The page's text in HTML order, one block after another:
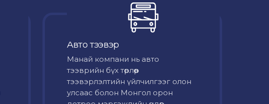
Авто тээвэр
Mанай компани нь авто
тээврийн бүх төрлөөр
тээвэрлэлтийн үйлчилгээг олон
улсаас болон Монгол орон